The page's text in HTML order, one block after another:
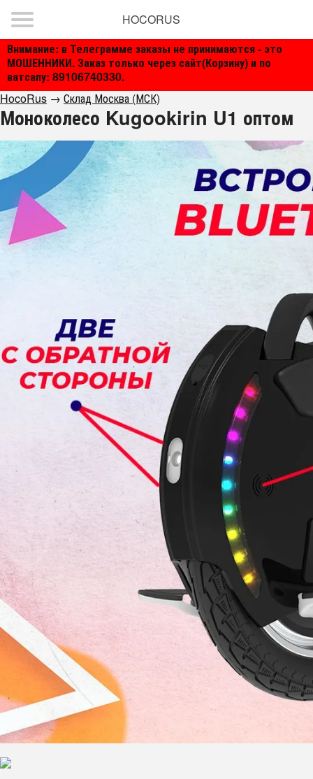
Внимание: в Телеграмме заказы не принимаются - это
МОШЕННИКИ. Заказ только через сайт(Корзину) и по
ватсапу: 89106740330.
HOCORUS
HocoRus → Склад Москва (МСК)
Моноколесо Kugookirin U1 оптом